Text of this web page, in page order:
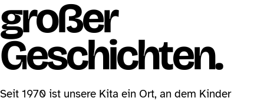
großer
Geschichten.
Seit 1970 ist unsere Kita ein Ort, an dem Kinder